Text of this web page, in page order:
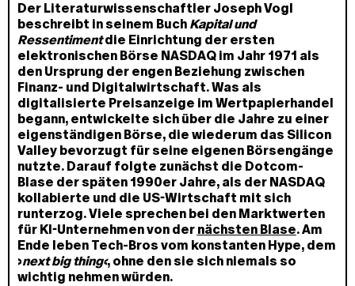
Der Literaturwissenschaftler Joseph Vogl
beschreibt in seinem Buch Kapital und
Ressentimentdie Einrichtung der ersten
elektronischen Börse NASDAQ im Jahr 1971 als
den Ursprung der engen Beziehung zwischen
Finanz- und Digitalwirtschaft. Was als
digitalisierte Preisanzeige im Wertpapierhandel
begann, entwickelte sich über die Jahre zu einer
eigenständigen Börse, die wiederum das Silicon
Valley bevorzugt für seine eigenen Börsengänge
nutzte. Darauf folgte zunächst die Dotcom-
Blase der späten 1990er Jahre, als der NASDAQ
kollabierte und die US-Wirtschaft mit sich
runterzog. Viele sprechen bei den Marktwerten
für KI-Unternehmen von der nächsten Blase. Am
Ende leben Tech-Bros vom konstanten Hype, dem
›next big thing‹, ohne den sie sich niemals so
wichtig nehmen würden.